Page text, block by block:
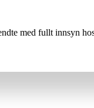
med fullt innsyn